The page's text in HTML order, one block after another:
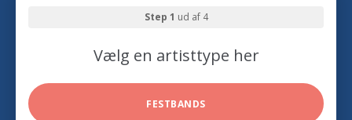
Step 1 ud af 4
Vælg en artisttype her
FESTBANDS